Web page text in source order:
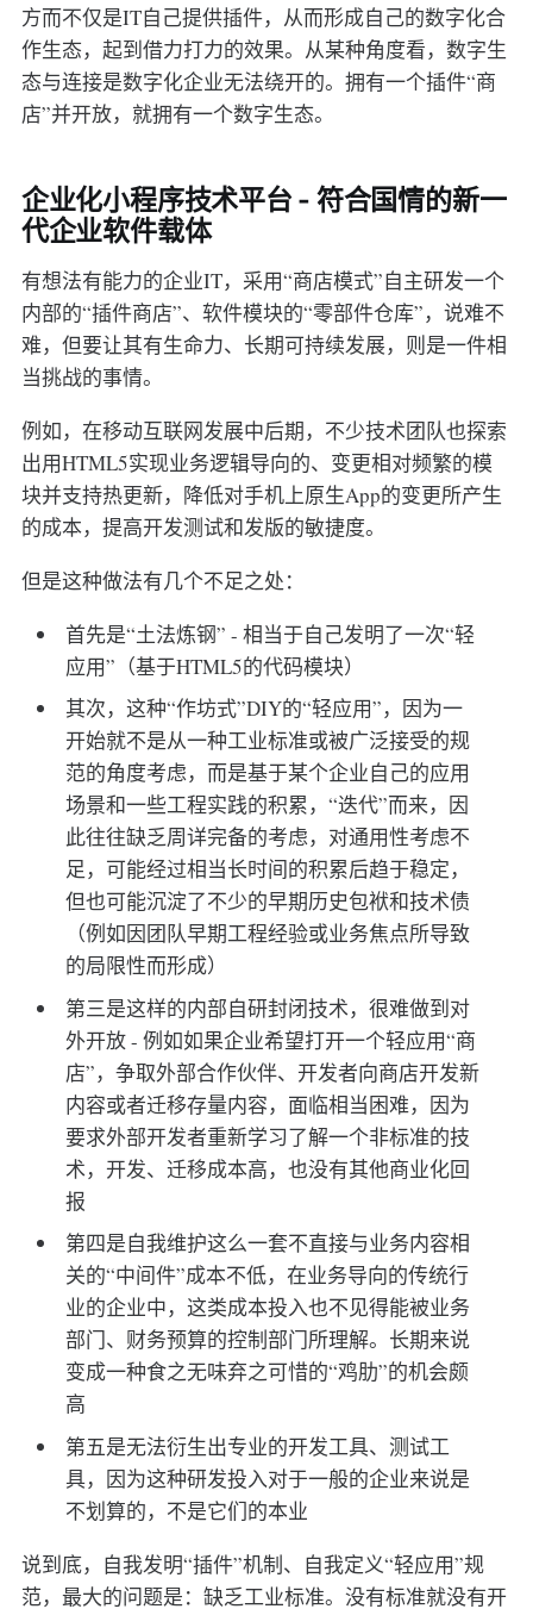
方而不仅是IT自己提供插件，从而形成自己的数字化合
作生态，起到借力打力的效果。从某种角度看，数字生
态与连接是数字化企业无法绕开的。拥有一个插件“商
店”并开放，就拥有一个数字生态。
企业化小程序技术平台 - 符合国情的新一
代企业软件载体
有想法有能力的企业IT，采用“商店模式”自主研发一个
内部的“插件商店”、软件模块的“零部件仓库”，说难不
难，但要让其有生命力、长期可持续发展，则是一件相
当挑战的事情。
例如，在移动互联网发展中后期，不少技术团队也探索
出用HTML5实现业务逻辑导向的、变更相对频繁的模
块并支持热更新，降低对手机上原生App的变更所产生
的成本，提高开发测试和发版的敏捷度。
但是这种做法有几个不足之处：
首先是“土法炼钢” - 相当于自己发明了一次“轻
应用”（基于HTML5的代码模块）
其次，这种“作坊式”DIY的“轻应用”，因为一
开始就不是从一种工业标准或被广泛接受的规
范的角度考虑，而是基于某个企业自己的应用
场景和一些工程实践的积累，“迭代”而来，因
此往往缺乏周详完备的考虑，对通用性考虑不
足，可能经过相当长时间的积累后趋于稳定，
但也可能沉淀了不少的早期历史包袱和技术债
（例如因团队早期工程经验或业务焦点所导致
的局限性而形成）
第三是这样的内部自研封闭技术，很难做到对
外开放 - 例如如果企业希望打开一个轻应用“商
店”，争取外部合作伙伴、开发者向商店开发新
内容或者迁移存量内容，面临相当困难，因为
要求外部开发者重新学习了解一个非标准的技
术，开发、迁移成本高，也没有其他商业化回
报
第四是自我维护这么一套不直接与业务内容相
关的“中间件”成本不低，在业务导向的传统行
业的企业中，这类成本投入也不见得能被业务
部门、财务预算的控制部门所理解。长期来说
变成一种食之无味弃之可惜的“鸡肋”的机会颇
高
第五是无法衍生出专业的开发工具、测试工
具，因为这种研发投入对于一般的企业来说是
不划算的，不是它们的本业
说到底，自我发明“插件”机制、自我定义“轻应用”规
范，最大的问题是：缺乏工业标准。没有标准就没有开